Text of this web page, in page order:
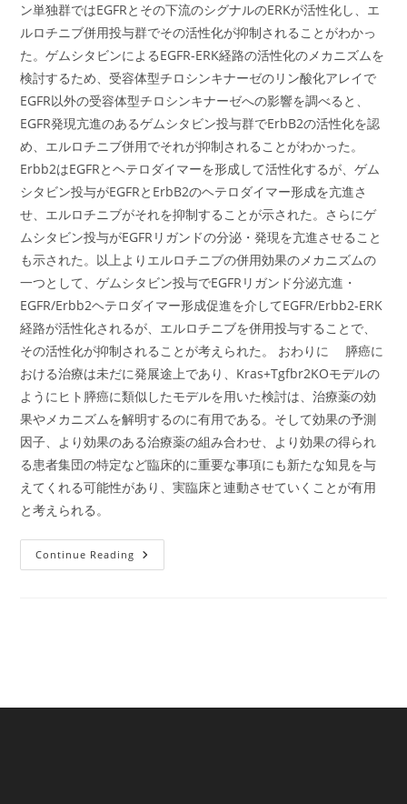
ン単独群ではEGFRとその下流のシグナルのERKが活性化し、エ
ルロチニブ併用投与群でその活性化が抑制されることがわかっ
た。ゲムシタビンによるEGFR-ERK経路の活性化のメカニズムを
検討するため、受容体型チロシンキナーゼのリン酸化アレイで
EGFR以外の受容体型チロシンキナーゼへの影響を調べると、
EGFR発現亢進のあるゲムシタビン投与群でErbB2の活性化を認
め、エルロチニブ併用でそれが抑制されることがわかった。
Erbb2はEGFRとヘテロダイマーを形成して活性化するが、ゲム
シタビン投与がEGFRとErbB2のヘテロダイマー形成を亢進さ
せ、エルロチニブがそれを抑制することが示された。さらにゲ
ムシタビン投与がEGFRリガンドの分泌・発現を亢進させること
も示された。以上よりエルロチニブの併用効果のメカニズムの
一つとして、ゲムシタビン投与でEGFRリガンド分泌亢進・
EGFR/Erbb2ヘテロダイマー形成促進を介してEGFR/Erbb2-ERK
経路が活性化されるが、エルロチニブを併用投与することで、
その活性化が抑制されることが考えられた。 おわりに 膵癌に
おける治療は未だに発展途上であり、Kras+Tgfbr2KOモデルの
ようにヒト膵癌に類似したモデルを用いた検討は、治療薬の効
果やメカニズムを解明するのに有用である。そして効果の予測
因子、より効果のある治療薬の組み合わせ、より効果の得られ
る患者集団の特定など臨床的に重要な事項にも新たな知見を与
えてくれる可能性があり、実臨床と連動させていくことが有用
と考えられる。
Continue Reading リ
サ
林